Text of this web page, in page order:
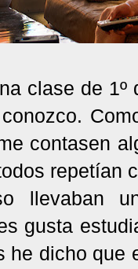
clase de
contasen
repetían
llevaban
gusta
he dicho que